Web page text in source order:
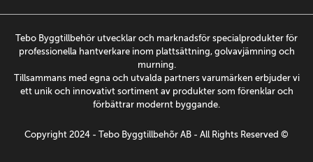
Tebo Byggtillbehör utvecklar och marknadsför specialprodukter för
professionella hantverkare inom plattsättning, golvavjämning och
murning.
Tillsammans med egna och utvalda partners varumärken erbjuder vi
ett unik och innovativt sortiment av produkter som förenklar och
förbättrar modernt byggande.
Copyright 2024 - Tebo Byggtillbehõr AB - All Rights Reserved ©